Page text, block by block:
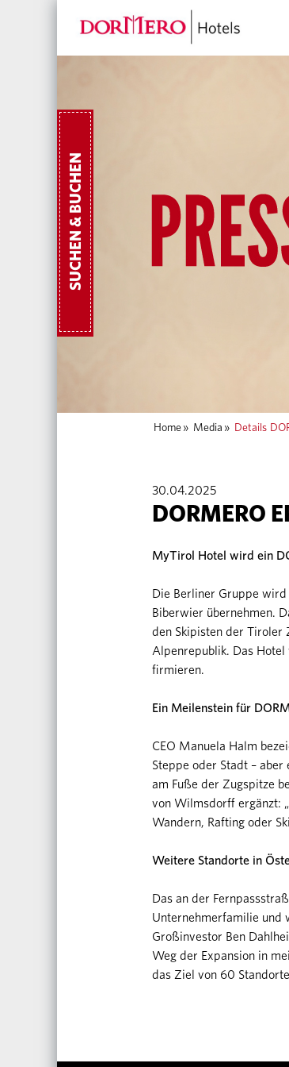
SUCHEN & BUCHEN
Home » Media » Details
30.04.2025
DORMERO
MyTirol Hotel wird ein
Die Berliner Gruppe
Biberwier übernehmen.
den Skipisten der Tiroler
Alpenrepublik. Das
firmieren.
Ein Meilenstein für
CEO Manuela Halm
Steppe oder Stadt –
am Fuße der Zugspitze
von Wilmsdorff ergänzt:
Wandern, Rafting oder
Weitere Standorte in
Das an der
Unternehmerfamilie und
Großinvestor Ben
Weg der Expansion in
das Ziel von 60